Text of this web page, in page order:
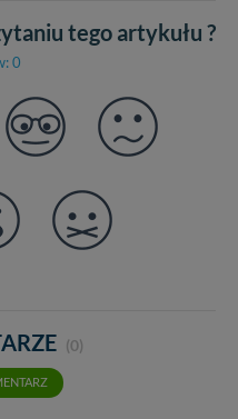
tego artykułu ?
0
(0)